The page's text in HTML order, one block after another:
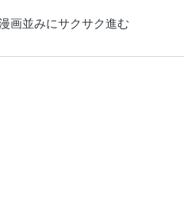
画並みにサクサク進む